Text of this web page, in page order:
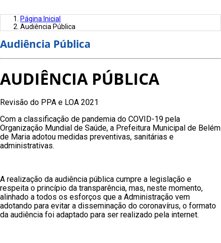
Página Inicial
Audiência Pública
Audiência Pública
AUDIÊNCIA PÚBLICA
Revisão do PPA e LOA 2021
Com a classificação de pandemia do COVID-19 pela
Organização Mundial de Saúde, a Prefeitura Municipal de Belém
de Maria adotou medidas preventivas, sanitárias e
administrativas.
A realização da audiência pública cumpre a legislação e
respeita o princípio da transparência, mas, neste momento,
alinhado a todos os esforços que a Administração vem
adotando para evitar a disseminação do coronavírus, o formato
da audiência foi adaptado para ser realizado pela internet.